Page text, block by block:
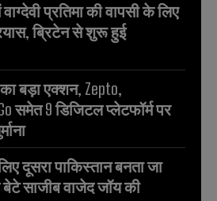
प्रतिमा की वापसी के लिए
ब्रिटेन से शुरू हुई
का बड़ा एक्शन, Zepto,
समेत 9 डिजिटल प्लेटफॉर्म पर
दूसरा पाकिस्तान बनता जा
साजीब वाजेद जॉय की